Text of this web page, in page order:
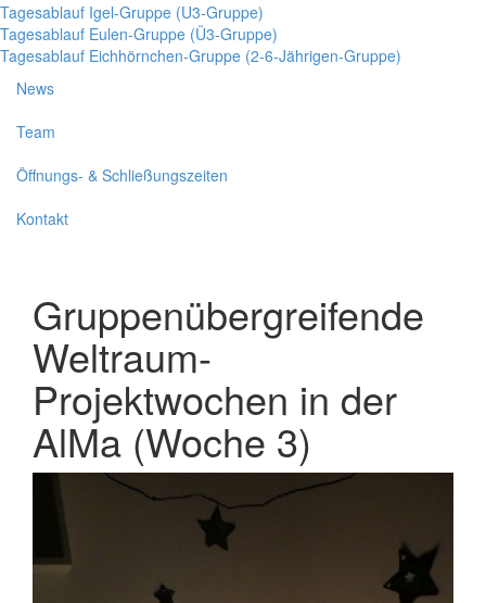
Tagesablauf Igel-Gruppe (U3-Gruppe)
Tagesablauf Eulen-Gruppe (Ü3-Gruppe)
Tagesablauf Eichhörnchen-Gruppe (2-6-Jährigen-Gruppe)
News
Team
Öffnungs- & Schließungszeiten
Kontakt
Gruppenübergreifende
Weltraum-
Projektwochen in der
AlMa (Woche 3)